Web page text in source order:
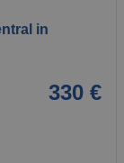
in
330 €